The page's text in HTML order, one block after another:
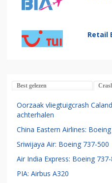
Retail
Best gelezen
Oorzaak vliegtuigcrash
achterhalen
China Eastern Airlines:
Sriwijaya Air: Boeing 737-500
Air India Express: Boeing
PIA: Airbus A320